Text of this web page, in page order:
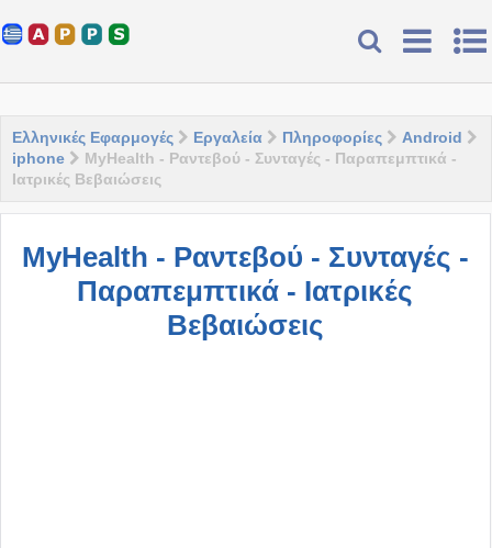
Ελληνικές Εφαρμογές Εργαλεία Πληροφορίες
Android
iphone
MyHealth - Ραντεβού - Συνταγές - Παραπεμπτικά -
Ιατρικές Βεβαιώσεις
MyHealth - Ραντεβού - Συνταγές -
Παραπεμπτικά - Ιατρικές
Βεβαιώσεις